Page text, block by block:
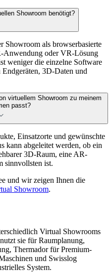
Showroom benötigt?
Showroom als browserbasierte
oder VR-Lösung
weniger die einzelne Software
3D-Daten und
virtuellem Showroom zu meinem
passt?
Einsatzorte und gewünschte
kann abgeleitet werden, ob ein
3D-Raum, eine AR-
sinnvollsten ist.
und wir zeigen Ihnen die
Showroom.
Virtual Showrooms
sie für Raumplanung,
Thermador für Premium-
und Swisslog
System.